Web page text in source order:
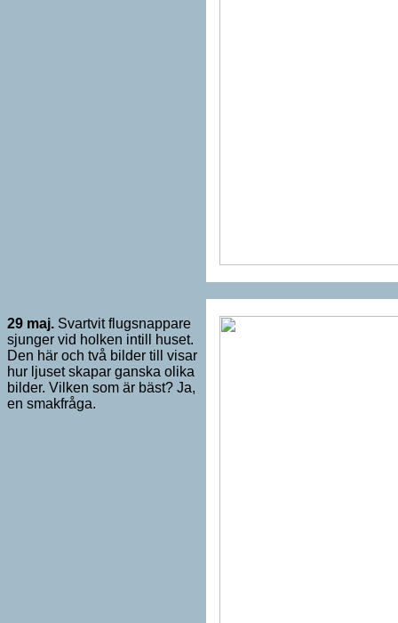
29 maj. Svartvit flugsnappare
sjunger vid holken intill huset.
Den här och två bilder till visar
hur ljuset skapar ganska olika
bilder. Vilken som är bäst? Ja,
en smakfråga.